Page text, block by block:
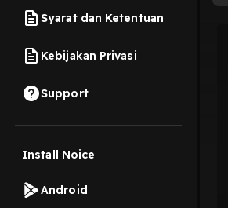
Syarat dan Ketentuan
Kebijakan Privasi
Support
Install Noice
Android